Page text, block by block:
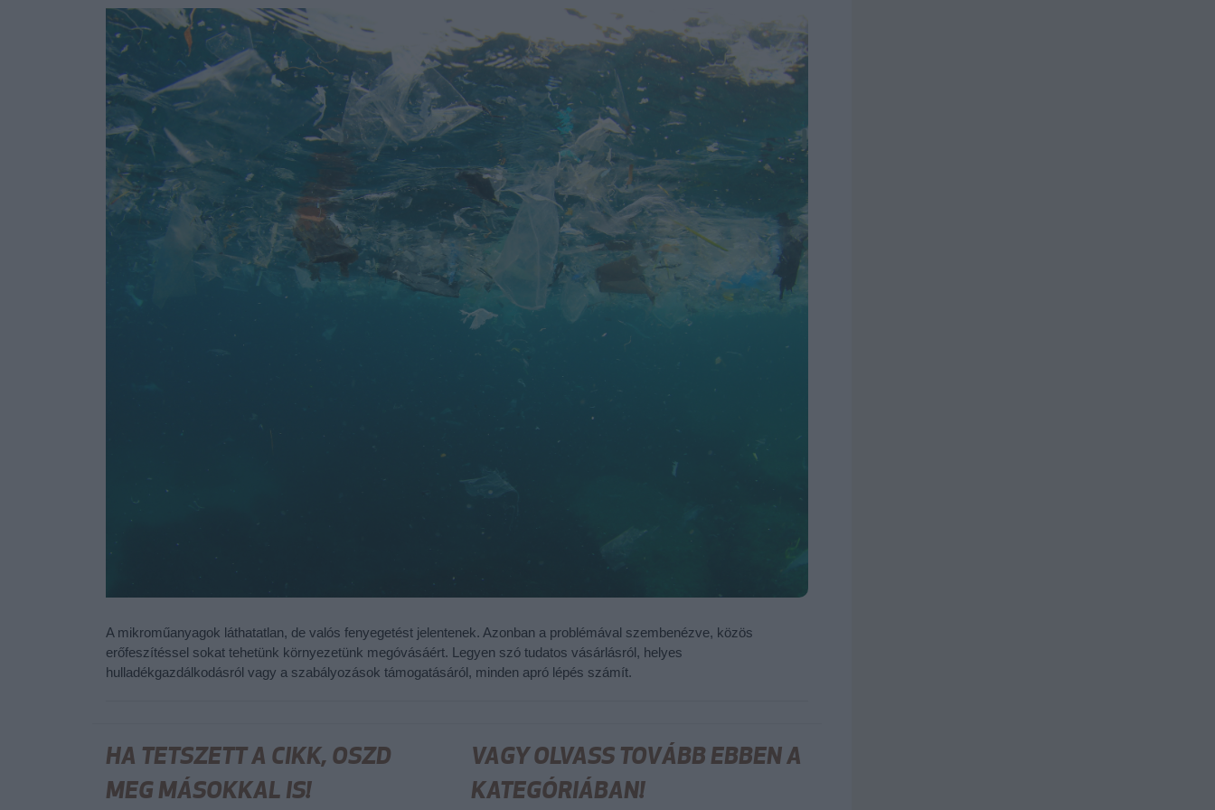
A mikroműanyagok láthatatlan, de valós fenyegetést jelentenek. Azonban a problémával szembenézve, közös
erőfeszítéssel sokat tehetünk környezetünk megóvásáért. Legyen szó tudatos vásárlásról, helyes
hulladékgazdálkodásról vagy a szabályozások támogatásáról, minden apró lépés számít.
HA TETSZETT A CIKK, OSZD
MEG MÁSOKKAL IS!
VAGY OLVASS TOVÁBB EBBEN A
KATEGÓRIÁBAN!